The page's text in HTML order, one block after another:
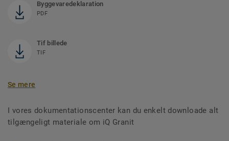
Byggevaredeklaration
PDF
Tif billede
TIF
Se mere
I vores dokumentationscenter kan du enkelt downloade alt
tilgængeligt materiale om iQ Granit